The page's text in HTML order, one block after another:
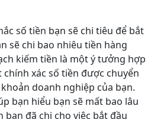
số tiền bạn sẽ chi tiêu để bắt
sẽ chi bao nhiêu tiền hàng
kiếm tiền là một ý tưởng hợp
chính xác số tiền được chuyển
doanh nghiệp của bạn.
bạn hiểu bạn sẽ mất bao lâu
bạn đã chi cho việc bắt đầu